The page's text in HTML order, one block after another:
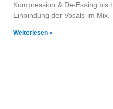
Kompression & De-Essing bis
Einbindung der Vocals im Mix.
Weiterlesen »